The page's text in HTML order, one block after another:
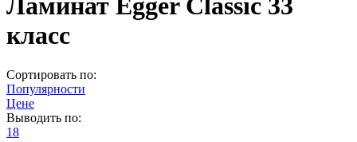
Ламинат Egger Classic 33
класс
Сортировать по:
Популярности
Цене
Выводить по:
18